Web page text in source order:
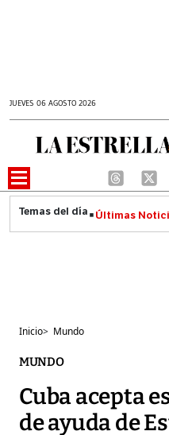
JUEVES 06 AGOSTO 2026
Últimas
Inicio> Mundo
MUNDO
Cuba acepta
de ayuda de